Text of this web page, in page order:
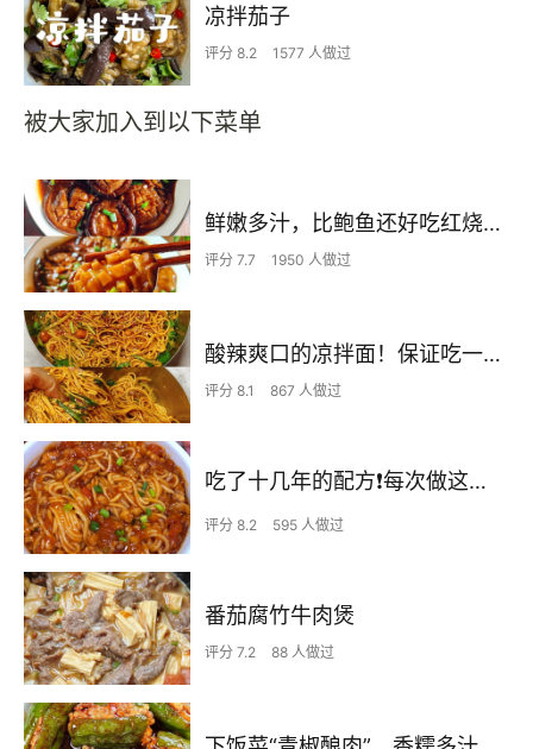
凉拌茄子
评分 8.2 1577 人做过
被大家加入到以下菜单
鲜嫩多汁，比鲍鱼还好吃红烧香菇
评分 7.7 1950 人做过
酸辣爽口的凉拌面！保证吃一次就上瘾
评分 8.1 867 人做过
吃了十几年的配方❗️每次做这至少吃2碗
评分 8.2 595 人做过
番茄腐竹牛肉煲
评分 7.2 88 人做过